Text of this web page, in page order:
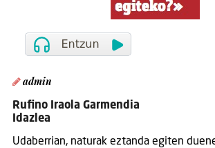
admin
Rufino Iraola Garmendia
Idazlea
Udaberrian, naturak eztanda egiten